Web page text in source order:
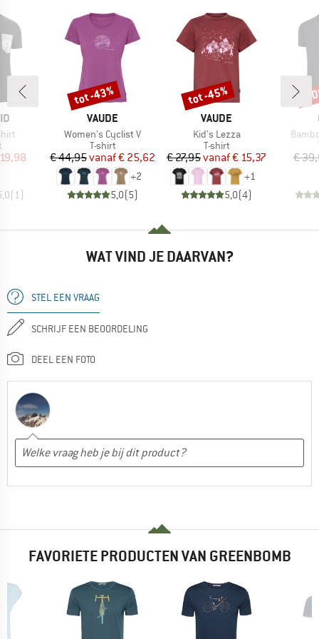
prijs
(1)
MERK
VAUDE
Artikel
Women's Cyclist V
Productgroep
T-shirt
Prijs
€ 44,95 Verlaagde prijs
vanaf€ 25,62
+2
5,0(5)
Korting
tot -43%
MERK
VAUDE
Artikel
Kid's Lezza
Productgroep
T-shirt
Prijs
€ 27,95 Verlaagde prijs
vanaf€ 15,37
+1
5,0(4)
Korting
tot -45%
Artikel
€
-
WAT VIND JE DAARVAN?
STEL EEN VRAAG
SCHRIJF EEN BEOORDELING
DEEL EEN FOTO
FAVORIETE PRODUCTEN VAN GREENBOMB